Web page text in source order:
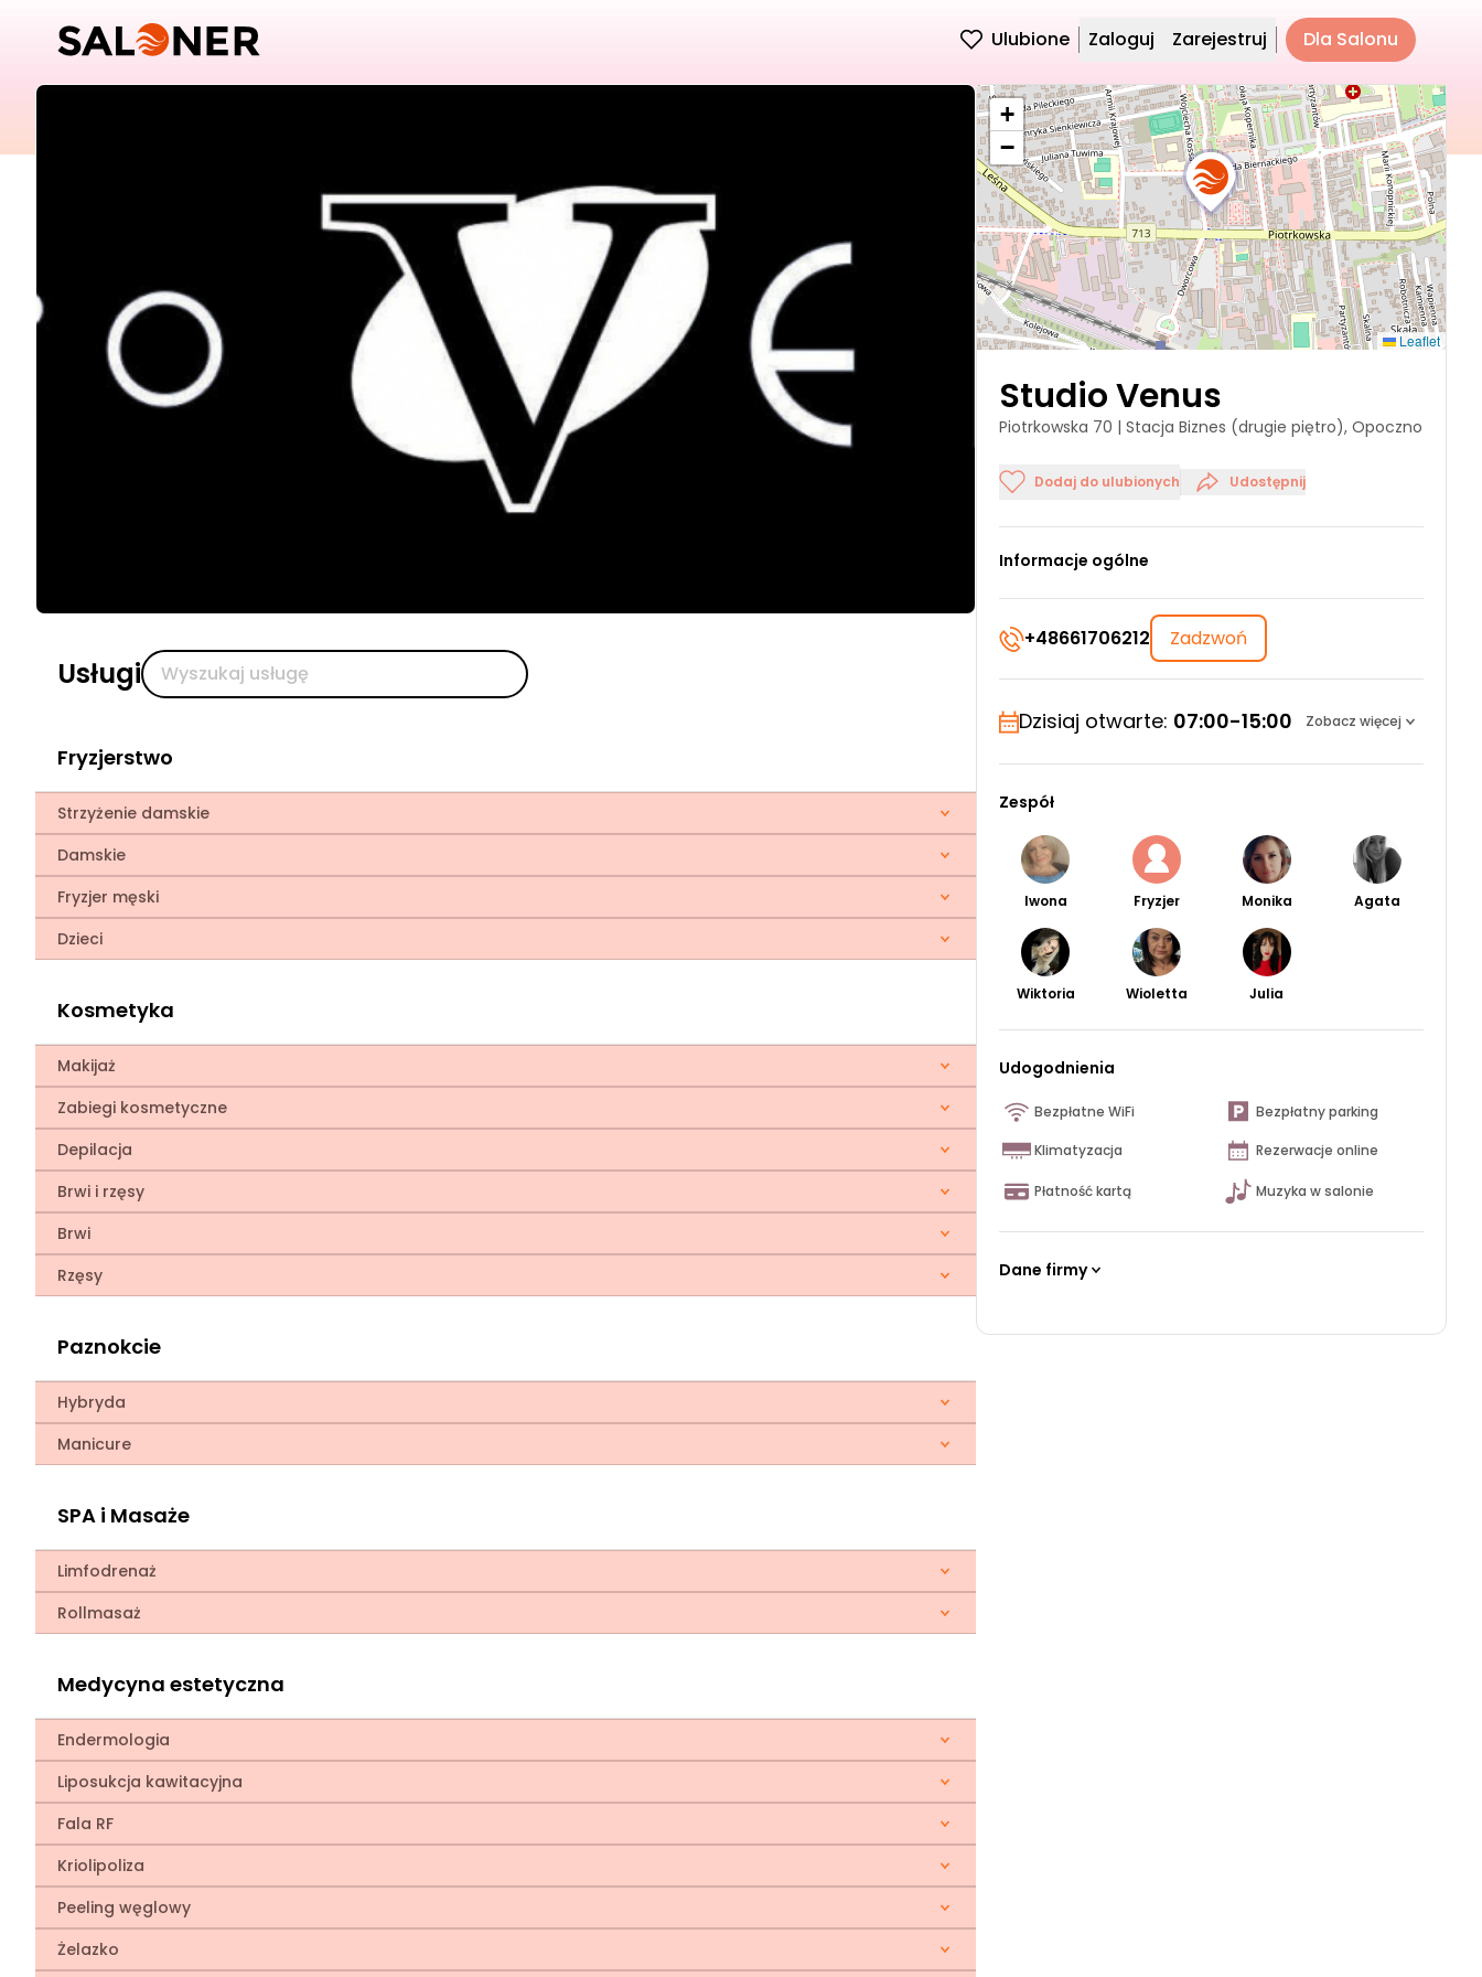
Ulubione Zaloguj Zarejestruj Dla Salonu
Usługi
Fryzjerstwo
Strzyżenie damskie
Damskie
Fryzjer męski
Dzieci
Kosmetyka
Makijaż
Zabiegi kosmetyczne
Depilacja
Brwi i rzęsy
Brwi
Rzęsy
Paznokcie
Hybryda
Manicure
SPA i Masaże
Limfodrenaż
Rollmasaż
Medycyna estetyczna
Endermologia
Liposukcja kawitacyjna
Fala RF
Kriolipoliza
Peeling węglowy
Żelazko
+
−
Leaflet
Studio Venus
Piotrkowska 70 | Stacja Biznes (drugie piętro), Opoczno
Dodaj do ulubionych Udostępnij
Informacje ogólne
+48661706212 Zadzwoń
Dzisiaj otwarte: 07:00-15:00 Zobacz więcej
Zespół
Iwona Fryzjer Monika Agata
Wiktoria Wioletta Julia
Udogodnienia
Bezpłatne WiFi Bezpłatny parking
Klimatyzacja Rezerwacje online
Płatność kartą Muzyka w salonie
Dane firmy